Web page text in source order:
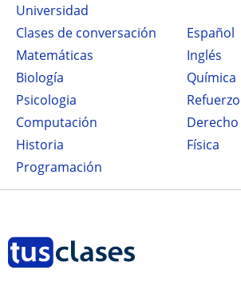
Universidad
Clases de conversación
Español
Matemáticas
Inglés
Biología
Química
Psicologia
Refuerzo
Computación
Derecho
Historia
Física
Programación